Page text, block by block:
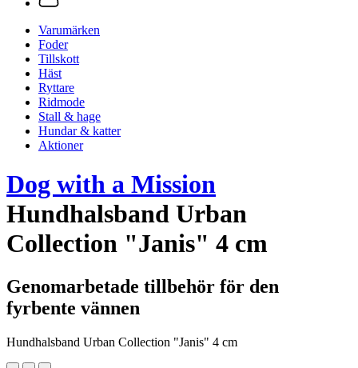
Varumärken
Foder
Tillskott
Häst
Ryttare
Ridmode
Stall & hage
Hundar & katter
Aktioner
Dog with a Mission
Hundhalsband Urban
Collection "Janis" 4 cm
Genomarbetade tillbehör för den
fyrbente vännen
Hundhalsband Urban Collection "Janis" 4 cm